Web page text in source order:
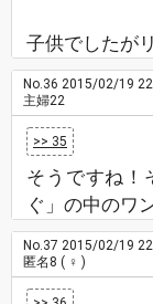
子供でしたが
No.36 2015/02/19
主婦22
>> 35
そうですね！
ぐ」の中のワ
No.37 2015/02/19
匿名8 ( ♀ )